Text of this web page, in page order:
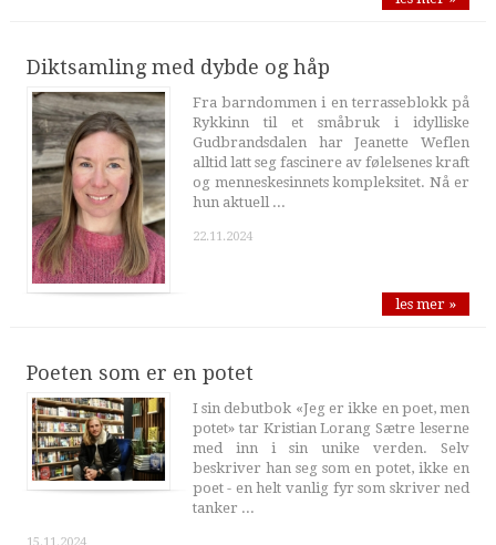
Diktsamling med dybde og håp
Fra barndommen i en terrasseblokk på
Rykkinn til et småbruk i idylliske
Gudbrandsdalen har Jeanette Weflen
alltid latt seg fascinere av følelsenes kraft
og menneskesinnets kompleksitet. Nå er
hun aktuell ...
22.11.2024
les mer »
Poeten som er en potet
I sin debutbok «Jeg er ikke en poet, men
potet» tar Kristian Lorang Sætre leserne
med inn i sin unike verden. Selv
beskriver han seg som en potet, ikke en
poet - en helt vanlig fyr som skriver ned
tanker ...